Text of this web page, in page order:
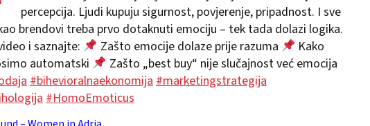
percepcija. Ljudi kupuju sigurnost, povjerenje, pripadnost. I sve
brendovi treba prvo dotaknuti emociju – tek tada dolazi logika.
i saznajte:
Zašto emocije dolaze prije razuma
Kako
automatski
Zašto „best buy“ nije slučajnost već emocija
#bihevioralnaekonomija#marketingstrategija
#HomoEmoticus